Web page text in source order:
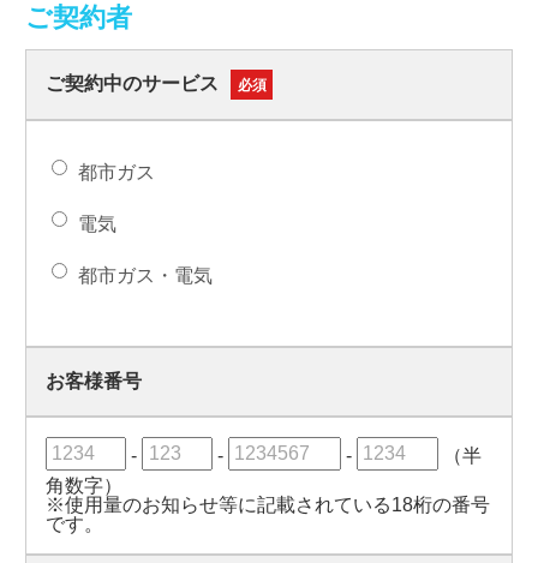
ご契約者
ご契約中のサービス 必須
都市ガス
電気
都市ガス・電気
お客様番号
- - -
（半
角数字）
※使用量のお知らせ等に記載されている18桁の番号
です。